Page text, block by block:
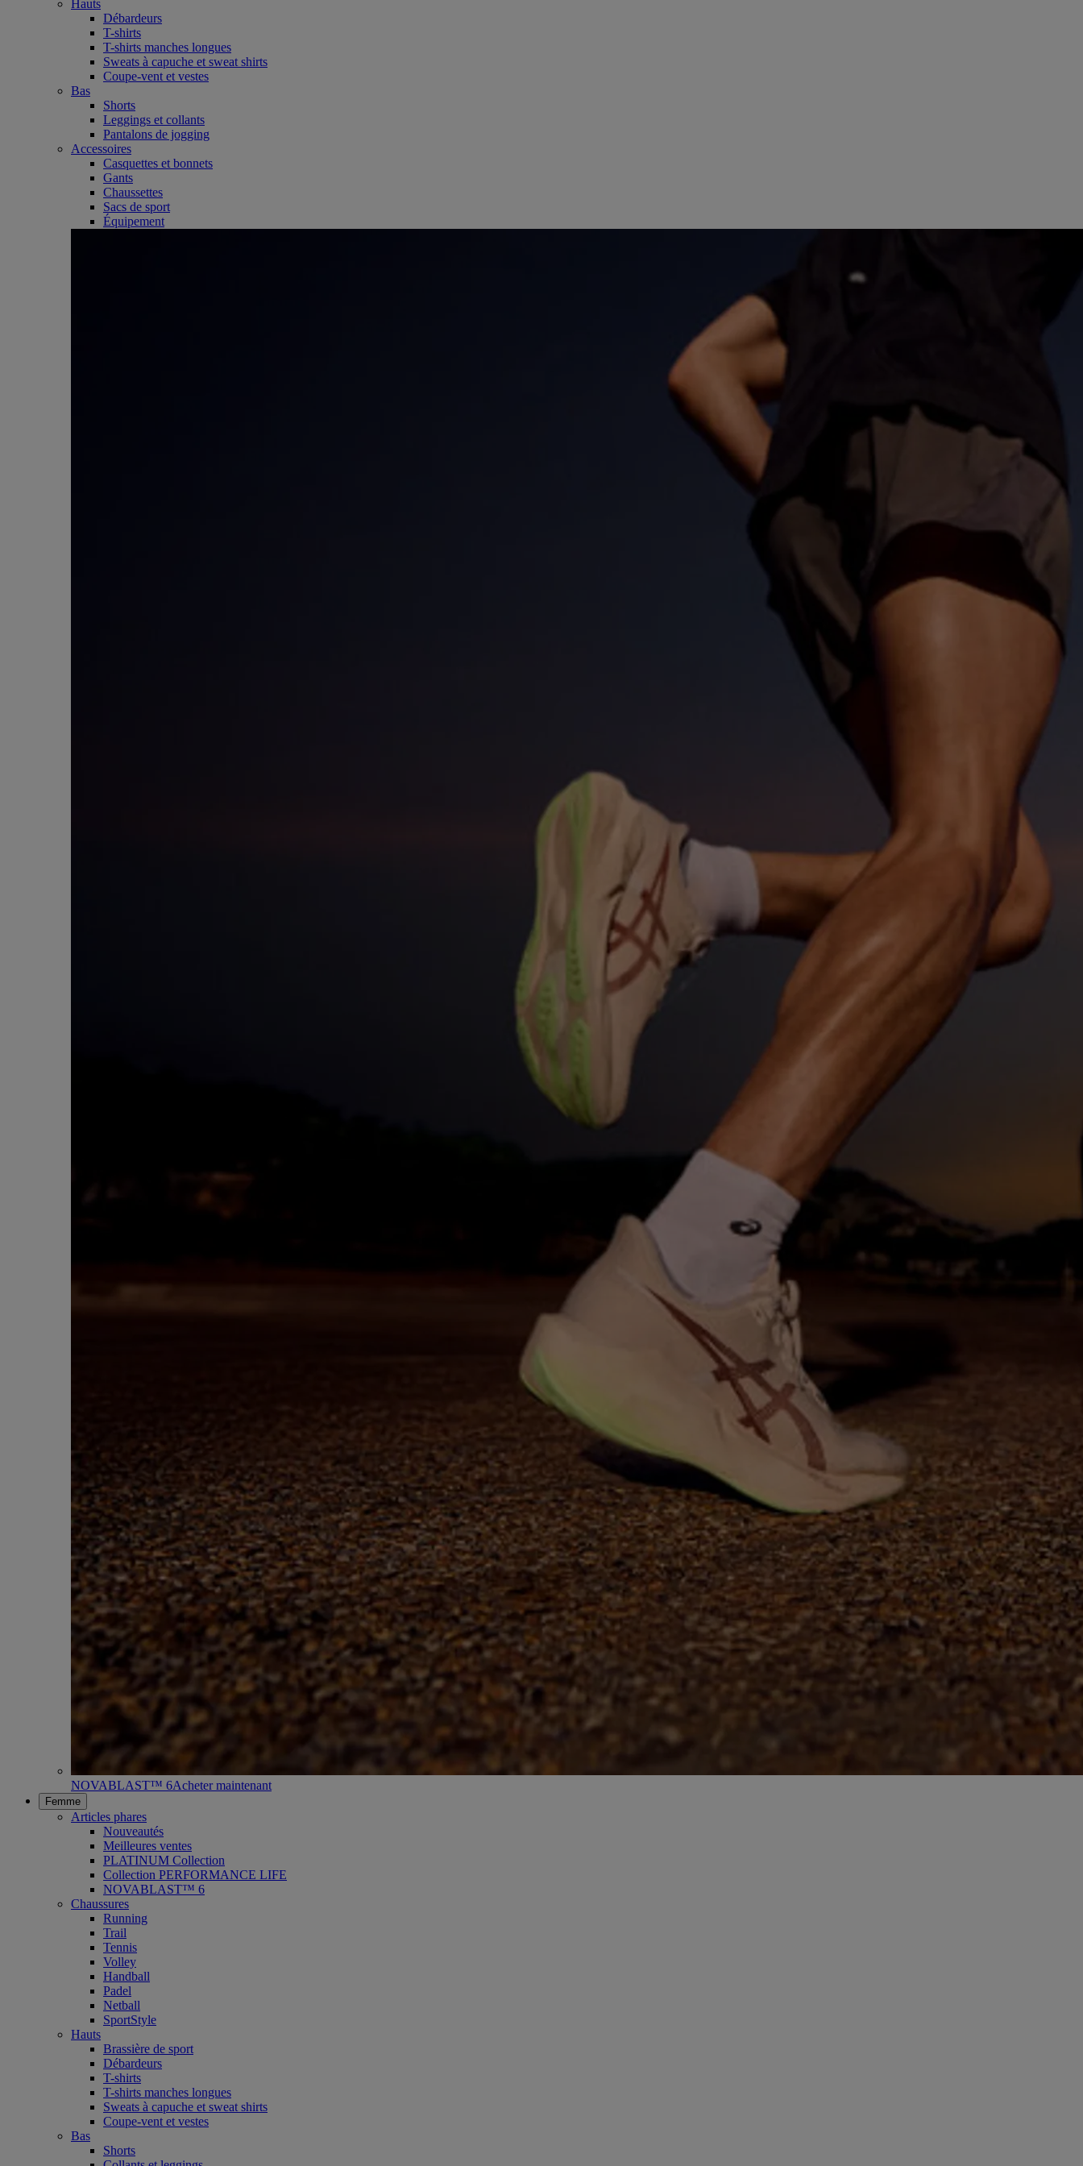
Hauts
Débardeurs
T-shirts
T-shirts manches longues
Sweats à capuche et sweat shirts
Coupe-vent et vestes
Bas
Shorts
Leggings et collants
Pantalons de jogging
Accessoires
Casquettes et bonnets
Gants
Chaussettes
Sacs de sport
Équipement
NOVABLAST™ 6Acheter maintenant
Femme
Articles phares
Nouveautés
Meilleures ventes
PLATINUM Collection
Collection PERFORMANCE LIFE
NOVABLAST™ 6
Chaussures
Running
Trail
Tennis
Volley
Handball
Padel
Netball
SportStyle
Hauts
Brassière de sport
Débardeurs
T-shirts
T-shirts manches longues
Sweats à capuche et sweat shirts
Coupe-vent et vestes
Bas
Shorts